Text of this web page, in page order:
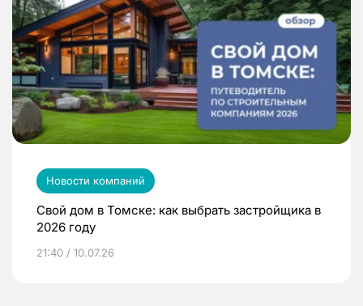
Новости компаний
Свой дом в Томске: как выбрать застройщика в
2026 году
21:40 / 10.07.26